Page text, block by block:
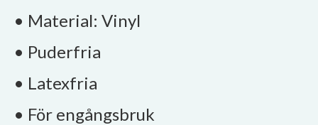
• Material: Vinyl
• Puderfria
• Latexfria
• För engångsbruk